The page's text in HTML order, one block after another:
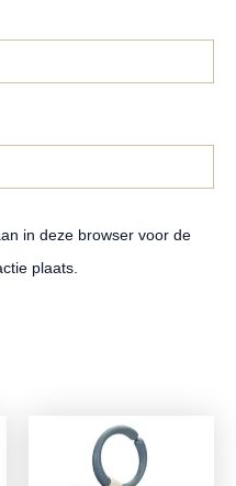
in deze browser voor de
plaats.
Oorspronkelijke
prijs
was:
Huidige
prijs